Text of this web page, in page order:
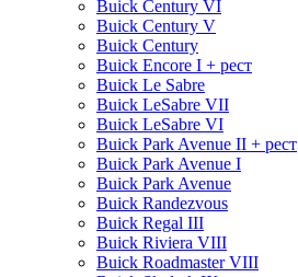
Buick Century VI
Buick Century V
Buick Century
Buick Encore I + рест
Buick Le Sabre
Buick LeSabre VII
Buick LeSabre VI
Buick Park Avenue II + рест
Buick Park Avenue I
Buick Park Avenue
Buick Randezvous
Buick Regal III
Buick Riviera VIII
Buick Roadmaster VIII